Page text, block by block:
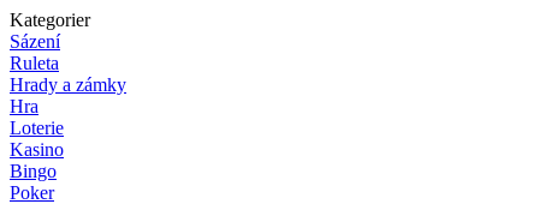
Kategorier
Sázení
Ruleta
Hrady a zámky
Hra
Loterie
Kasino
Bingo
Poker